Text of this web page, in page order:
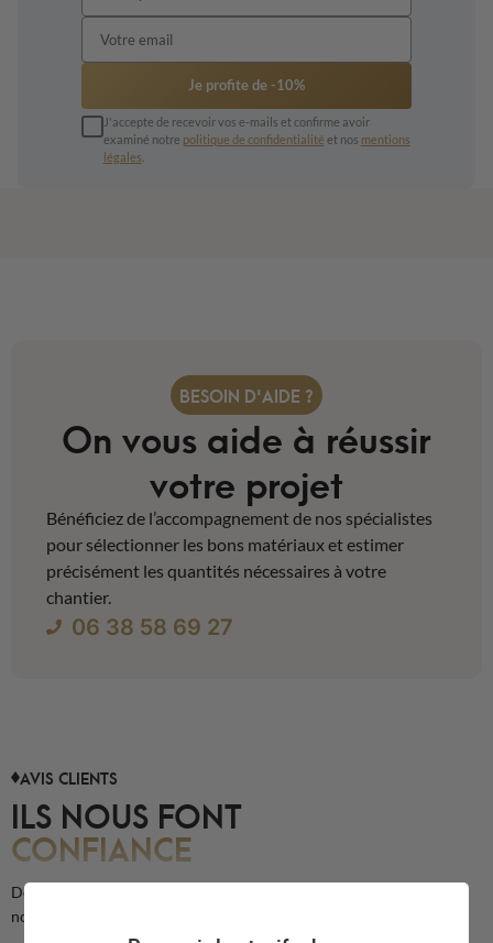
Je profite de -10%
J'accepte de recevoir vos e-mails et confirme avoir
examiné notre politique de confidentialité et nos mentions
légales
BESOIN D'AIDE ?
On vous aide à réussir
votre projet
Bénéficiez de l’accompagnement de nos spécialistes
pour sélectionner les bons matériaux et estimer
précisément les quantités nécessaires à votre
chantier.
06 38 58 69 27
AVIS CLIENTS
ILS NOUS FONT
CONFIANCE
Découvrez les avis de nos clients sur la qualité de nos produits et de
notre service